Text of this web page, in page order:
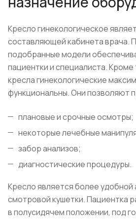
Кресло гинекологическое
составляющей кабинета врача.
подобранные модели
пациентки и специалиста.
кресла гинекологические
функциональны. Они позволяют
плановые и срочные осмотры;
некоторые лечебные
забор анализов;
диагностические процедуры.
Кресло является более удобной
смотровой кушетки. Пациентка
в полусидячем положении, под